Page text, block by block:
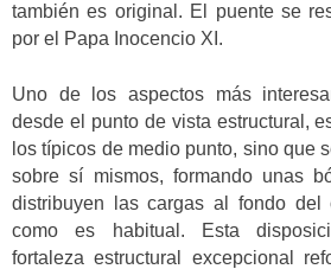
también es original. El puente se
por el Papa Inocencio XI.
Uno de los aspectos más
desde el punto de vista estructural,
los típicos de medio punto, sino que
sobre sí mismos, formando unas
distribuyen las cargas al fondo
como es habitual. Esta
fortaleza estructural excepcional